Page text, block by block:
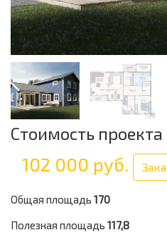
Стоимость
102 000 руб.
Общая площадь 170
Полезная площадь 117,8